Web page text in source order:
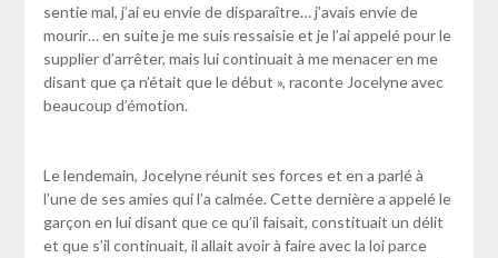
sentie mal, j’ai eu envie de disparaître… j’avais envie de
mourir… en suite je me suis ressaisie et je l’ai appelé pour le
supplier d’arrêter, mais lui continuait à me menacer en me
disant que ça n’était que le début », raconte Jocelyne avec
beaucoup d’émotion.
Le lendemain, Jocelyne réunit ses forces et en a parlé à
l’une de ses amies qui l’a calmée. Cette dernière a appelé le
garçon en lui disant que ce qu’il faisait, constituait un délit
et que s’il continuait, il allait avoir à faire avec la loi parce